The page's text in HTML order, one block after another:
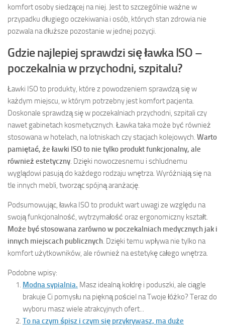
komfort osoby siedzącej na niej. Jest to szczególnie ważne w
przypadku długiego oczekiwania i osób, których stan zdrowia nie
pozwala na dłuższe pozostanie w jednej pozycji.
Gdzie najlepiej sprawdzi się ławka ISO –
poczekalnia w przychodni, szpitalu?
Ławki ISO to produkty, które z powodzeniem sprawdzą się w
każdym miejscu, w którym potrzebny jest komfort pacjenta.
Doskonale sprawdzą się w poczekalniach przychodni, szpitali czy
nawet gabinetach kosmetycznych. Ławka taka może być również
stosowana w hotelach, na lotniskach czy stacjach kolejowych. Warto
pamiętać, że ławki ISO to nie tylko produkt funkcjonalny, ale
również estetyczny . Dzięki nowoczesnemu i schludnemu
wyglądowi pasują do każdego rodzaju wnętrza. Wyróżniają się na
tle innych mebli, tworząc spójną aranżację.
Podsumowując, ławka ISO to produkt wart uwagi ze względu na
swoją funkcjonalność, wytrzymałość oraz ergonomiczny kształt.
Może być stosowana zarówno w poczekalniach medycznych jak i
innych miejscach publicznych . Dzięki temu wpływa nie tylko na
komfort użytkowników, ale również na estetykę całego wnętrza.
Podobne wpisy:
Modna sypialnia. Masz idealną kołdrę i poduszki, ale ciągle
brakuje Ci pomysłu na piękną pościel na Twoje łóżko? Teraz do
wyboru masz wiele atrakcyjnych ofert...
To na czym śpisz i czym się przykrywasz, ma duże